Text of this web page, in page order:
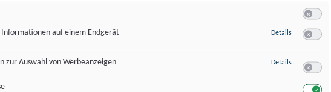
auf einem Endgerät
Details zu
zur Auswahl von Werbeanzeigen
Details zu